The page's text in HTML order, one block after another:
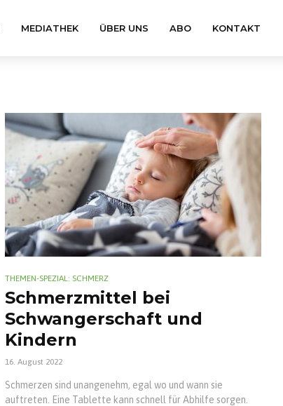
MEDIATHEK ÜBER UNS ABO KONTAKT
THEMEN-SPEZIAL: SCHMERZ
Schmerzmittel bei
Schwangerschaft und
Kindern
16. August 2022
Schmerzen sind unangenehm, egal wo und wann sie
auftreten. Eine Tablette kann schnell für Abhilfe sorgen.